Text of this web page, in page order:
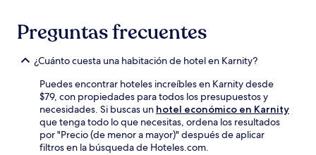
precios
disponibilidad
sujetos
cambios.
Aplican
términos
Preguntas frecuentes
¿Cuánto cuesta una habitación de hotel en Karnity?
Puedes encontrar hoteles increíbles en Karnity desde
$79, con propiedades para todos los presupuestos y
necesidades. Si buscas un hotel económico en Karnity
que tenga todo lo que necesitas, ordena los resultados
por "Precio (de menor a mayor)" después de aplicar
filtros en la búsqueda de Hoteles.com.